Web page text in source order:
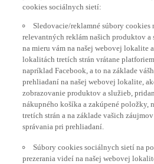
cookies sociálnych sietí:
Sledovacie/reklamné súbory cookies
relevantných reklám našich produktov a
na mieru vám na našej webovej lokalite
lokalitách tretích strán vrátane
napríklad Facebook, a to na základe
prehliadaní na našej webovej lokalite,
zobrazovanie produktov a služieb,
nákupného košíka a zakúpené položky,
tretích strán a na základe vašich
správania pri prehliadaní.
Súbory cookies sociálnych sietí na
prezerania videí na našej webovej